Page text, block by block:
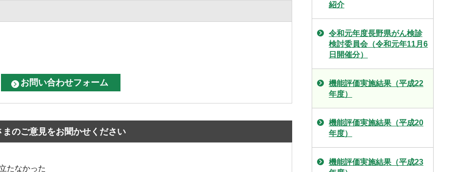
のご意見をお聞かせください
たなかった
紹介
令和元年度長野県がん検診
検討委員会（令和元年11月6
日開催分）
機能評価実施結果（平成22
年度）
機能評価実施結果（平成20
年度）
機能評価実施結果（平成23